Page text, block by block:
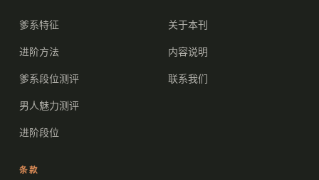
爹系特征
进阶方法
爹系段位测评
男人魅力测评
进阶段位
关于本刊
内容说明
联系我们
条款